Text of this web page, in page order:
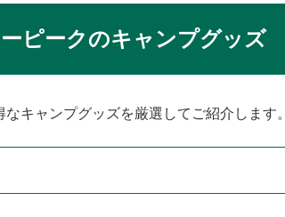
ピークのキャンプグッズ
キャンプグッズを厳選してご紹介します。